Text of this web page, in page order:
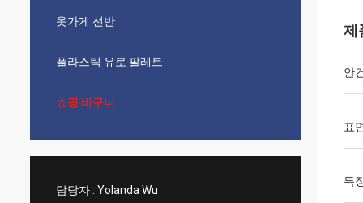
옷가게 선반
플라스틱 유로 팔레트
쇼핑 바구니
담당자 : Yolanda Wu
제
안
표
특